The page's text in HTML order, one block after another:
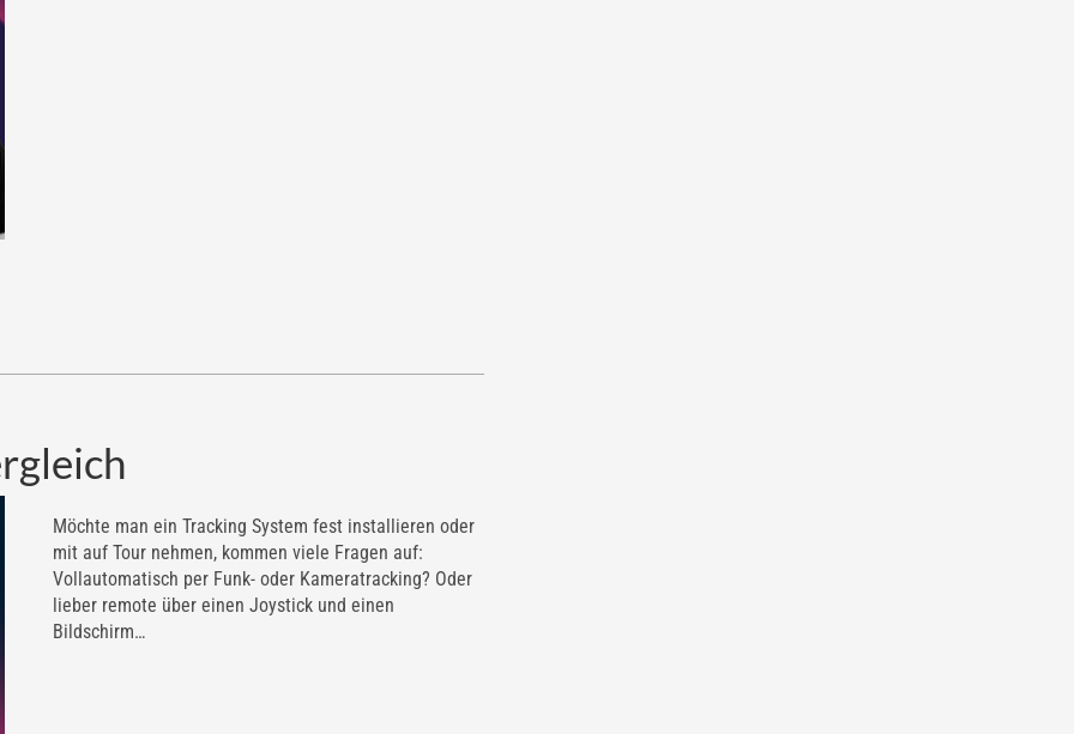
Möchte man ein Tracking System fest installieren oder
mit auf Tour nehmen, kommen viele Fragen auf:
Vollautomatisch per Funk- oder Kameratracking? Oder
lieber remote über einen Joystick und einen
Bildschirm…